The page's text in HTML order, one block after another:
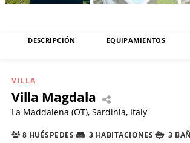
DESCRIPCIÓN EQUIPAMIENTOS
VILLA
Villa Magdala
La Maddalena (OT), Sardinia, Italy
8 HUÉSPEDES 3 HABITACIONES 3